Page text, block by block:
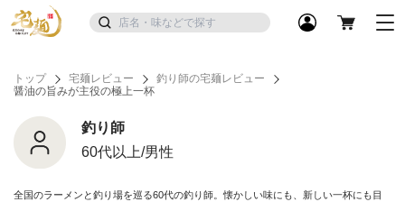
トップ 宅麺レビュー
釣り師の宅麺レビュー
醤油の旨みが主役の極上一杯
釣り師
60代以上/男性
全国のラーメンと釣り場を巡る60代の釣り師。懐かしい味にも、新しい一杯にも目